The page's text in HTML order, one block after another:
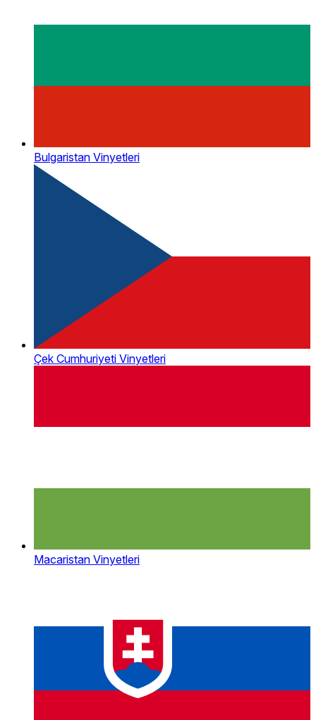
Bulgaristan Vinyetleri
Çek Cumhuriyeti Vinyetleri
Macaristan Vinyetleri